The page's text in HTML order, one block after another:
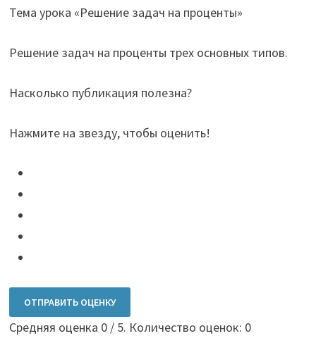
Тема урока «Решение задач на проценты»
Решение задач на проценты трех основных типов.
Насколько публикация полезна?
Нажмите на звезду, чтобы оценить!
ОТПРАВИТЬ ОЦЕНКУ
Средняя оценка 0/ 5. Количество оценок: 0